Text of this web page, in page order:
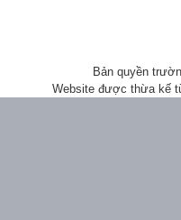
Bản quyền
Website được thừa kế